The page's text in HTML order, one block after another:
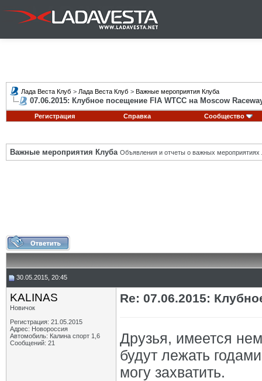
Лада Веста Клуб > Лада Веста Клуб > Важные мероприятия Клуба
07.06.2015: Клубное посещение FIA WTCC на Moscow
Регистрация Справка Сообщество
Важные мероприятия Клуба Объявления и отчеты о важных мероприятиях
30.05.2015, 20:45
KALINAS
Новичок
Регистрация: 21.05.2015
Адрес: Новороссия
Автомобиль: Калина спорт 1,6
Сообщений: 21
Re: 07.06.2015:
Друзья, имеется
будут лежать
могу захватить.